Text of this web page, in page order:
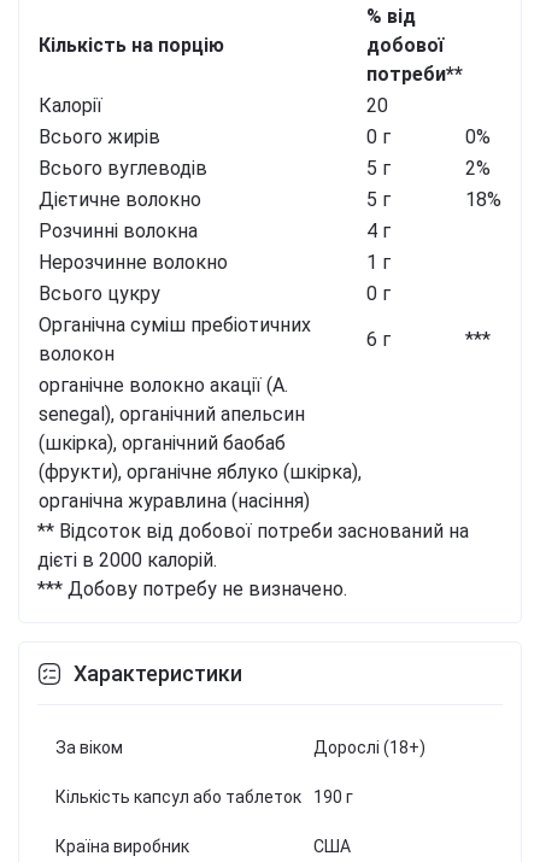
Кількість на порцію
% від
добової
потреби**
Калорії
20
Всього жирів
0 г
0%
Всього вуглеводів
5 г
2%
Дієтичне волокно
5 г
18%
Розчинні волокна
4 г
Нерозчинне волокно
1 г
Всього цукру
0 г
Органічна суміш пребіотичних
волокон
6 г
***
органічне волокно акації (A.
senegal), органічний апельсин
(шкірка), органічний баобаб
(фрукти), органічне яблуко (шкірка),
органічна журавлина (насіння)
** Відсоток від добової потреби заснований на
дієті в 2000 калорій.
*** Добову потребу не визначено.
Характеристики
За віком Дорослі (18+)
Кількість капсул або таблеток 190 г
Країна виробник США